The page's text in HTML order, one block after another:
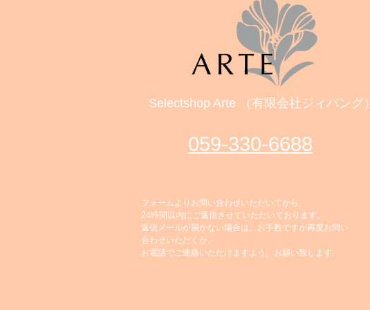
Selectshop Arte （有限会社ジィパング）
059‐330-6688
フォームよりお問い合わせいただいてから、
24時間以内にご返信させていただいております。
返信メールが届かない場合は、お手数ですが再度お問い
合わせいただくか、
お電話でご連絡いただけますよう、お願い致します。